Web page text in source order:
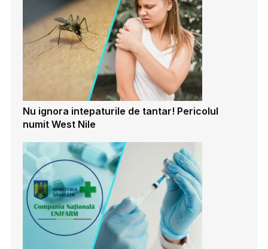
Nu ignora intepaturile de tantar! Pericolul
numit West Nile